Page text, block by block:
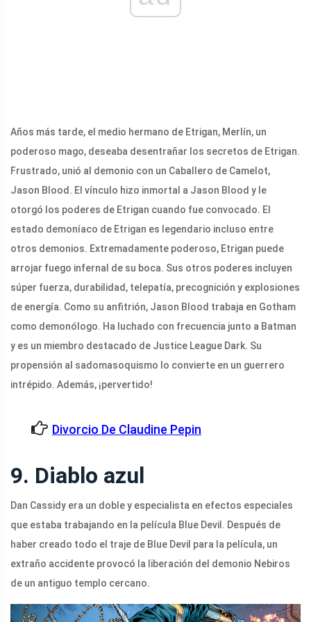
Años más tarde, el medio hermano de Etrigan, Merlín, un
poderoso mago, deseaba desentrañar los secretos de Etrigan.
Frustrado, unió al demonio con un Caballero de Camelot,
Jason Blood. El vínculo hizo inmortal a Jason Blood y le
otorgó los poderes de Etrigan cuando fue convocado. El
estado demoníaco de Etrigan es legendario incluso entre
otros demonios. Extremadamente poderoso, Etrigan puede
arrojar fuego infernal de su boca. Sus otros poderes incluyen
súper fuerza, durabilidad, telepatía, precognición y explosiones
de energía. Como su anfitrión, Jason Blood trabaja en Gotham
como demonólogo. Ha luchado con frecuencia junto a Batman
y es un miembro destacado de Justice League Dark. Su
propensión al sadomasoquismo lo convierte en un guerrero
intrépido. Además, ¡pervertido!
Divorcio De Claudine Pepin
9. Diablo azul
Dan Cassidy era un doble y especialista en efectos especiales
que estaba trabajando en la película Blue Devil. Después de
haber creado todo el traje de Blue Devil para la película, un
extraño accidente provocó la liberación del demonio Nebiros
de un antiguo templo cercano.